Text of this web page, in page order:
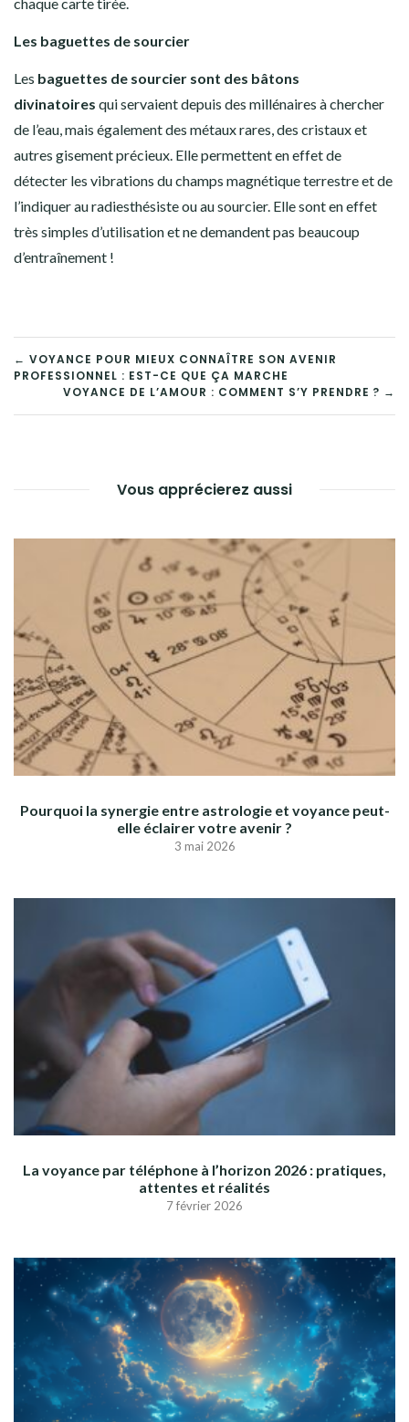
Les baguettes de sourcier
Les baguettes de sourcier sont des bâtons
divinatoires qui servaient depuis des millénaires à chercher
de l’eau, mais également des métaux rares, des cristaux et
autres gisement précieux. Elle permettent en effet de
détecter les vibrations du champs magnétique terrestre et de
l’indiquer au radiesthésiste ou au sourcier. Elle sont en effet
très simples d’utilisation et ne demandent pas beaucoup
d’entraînement !
NAVIGATION
DE
← VOYANCE POUR MIEUX CONNAÎTRE SON AVENIR
PROFESSIONNEL : EST-CE QUE ÇA MARCHE
VOYANCE DE L’AMOUR : COMMENT S’Y PRENDRE ? →
Vous apprécierez aussi
Pourquoi la synergie entre astrologie et voyance peut-
elle éclairer votre avenir ?
3 mai 2026
La voyance par téléphone à l’horizon 2026 : pratiques,
attentes et réalités
7 février 2026